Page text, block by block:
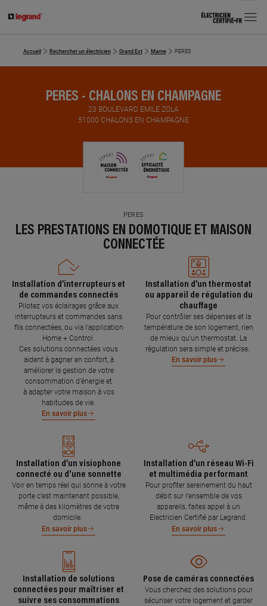
MENU
Accueil Rechercher un électricien Grand Est Marne PERES
PERES - CHALONS EN CHAMPAGNE
23 BOULEVARD EMILE ZOLA
51000 CHALONS EN CHAMPAGNE
PERES
LES PRESTATIONS EN DOMOTIQUE ET MAISON
CONNECTÉE
Installation d’interrupteurs et
de commandes connectés
Pilotez vos éclairages grâce aux
interrupteurs et commandes sans
fils connectées, ou via l'application
Home + Control.
Ces solutions connectées vous
aident à gagner en confort, à
améliorer la gestion de votre
consommation d’énergie et
à adapter votre maison à vos
habitudes de vie.
En savoir plus
Installation d’un thermostat
ou appareil de régulation du
chauffage
Pour contrôler ses dépenses et la
température de son logement, rien
de mieux qu’un thermostat. La
régulation sera simple et précise.
En savoir plus
Installation d’un visiophone
connecté ou d'une sonnette
Voir en temps réel qui sonne à votre
porte c’est maintenant possible,
même à des kilomètres de votre
domicile.
En savoir plus
Installation d’un réseau Wi-Fi
et multimédia performant
Pour profiter sereinement du haut
débit sur l’ensemble de vos
appareils, faites appel à un
Electricien Certifié par Legrand.
En savoir plus
Installation de solutions
connectées pour maîtriser et
suivre ses consommations
Pose de caméras connectées
Vous cherchez des solutions pour
sécuriser votre logement et garder